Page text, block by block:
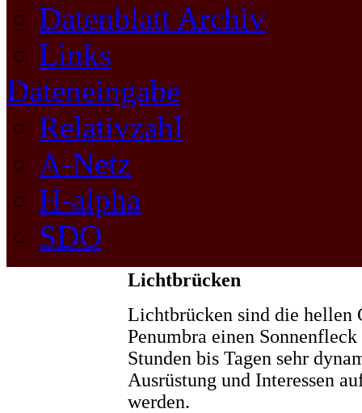
Datenblatt Archiv
Links
Dateneingabe
Relativzahl
A-Netz
H-alpha
SDO
Lichtbrücken
Lichtbrücken sind die hellen
Penumbra einen
Stunden bis Tagen sehr
Ausrüstung und Interessen
werden.